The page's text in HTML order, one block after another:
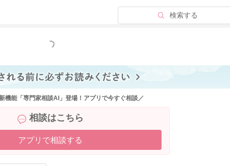
検索する
もっと見る
機能「専門家相談AI」登場！アプリで今すぐ相談／
相談はこちら
アプリで相談する